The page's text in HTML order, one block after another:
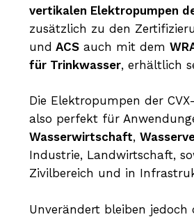
vertikalen Elektropumpen
zusätzlich zu den
und ACSauch mit dem
für Trinkwasser, erhältlich
Die Elektropumpen der
also perfekt für
Wasserwirtschaft,
Industrie, Landwirtschaft,
Zivilbereich und in
Unverändert bleiben jedoch